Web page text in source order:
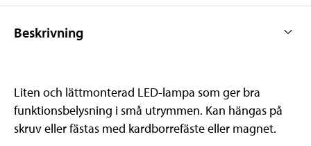
Beskrivning
Liten och lättmonterad LED-lampa som ger bra
funktionsbelysning i små utrymmen. Kan hängas på
skruv eller fästas med kardborrefäste eller magnet.